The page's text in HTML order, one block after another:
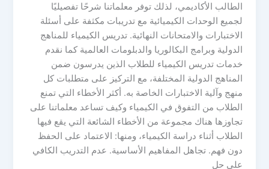
الطالب الأكاديمي، لذلك توفر معلماتنا شرحًا تفصيليًا
لجميع الوحدات الكيميائية مع تدريبات مكثفة على أسئلة
الاختبارات والامتحانات النهائية. تدريس الكيمياء للمناهج
الدولية وبرامج البكالوريا والدبلومات العالمية كما نقدم
خدمات تدريس الكيمياء للطلاب الذين يدرسون ضمن
المناهج الدولية المختلفة، مع التركيز على متطلبات كل
منهج وآلية الاختبارات الخاصة به. أكثر الأخطاء التي تمنع
الطلاب من التفوق في الكيمياء وكيف تساعد معلماتنا على
تجاوزها هناك مجموعة من الأخطاء الشائعة التي يقع فيها
الطلاب أثناء دراسة الكيمياء، ومنها: الاعتماد على الحفظ
دون فهم. تجاهل المفاهيم الأساسية. عدم التدريب الكافي
على حل